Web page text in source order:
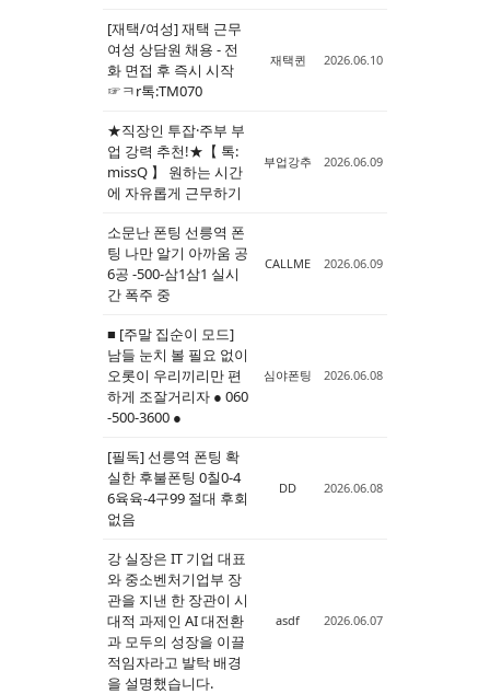
[재택/여성] 재택 근무
여성 상담원 채용 - 전
화 면접 후 즉시 시작
☞ㅋr톡:TM070
재택퀸 2026.06.10
★직장인 투잡·주부 부
업 강력 추천!★【 톡:
missQ 】 원하는 시간
에 자유롭게 근무하기
부업강추 2026.06.09
소문난 폰팅 선릉역 폰
팅 나만 알기 아까움 공
6공 -500-삼1삼1 실시
간 폭주 중
CALLME 2026.06.09
■ [주말 집순이 모드]
남들 눈치 볼 필요 없이
오롯이 우리끼리만 편
하게 조잘거리자 ● 060
-500-3600 ●
심야폰팅 2026.06.08
[필독] 선릉역 폰팅 확
실한 후불폰팅 0칠0-4
6육육-4구99 절대 후회
없음
DD 2026.06.08
강 실장은 IT 기업 대표
와 중소벤처기업부 장
관을 지낸 한 장관이 시
대적 과제인 AI 대전환
과 모두의 성장을 이끌
적임자라고 발탁 배경
을 설명했습니다.
asdf 2026.06.07